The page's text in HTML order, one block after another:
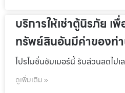
บริการให้เช่าตู้นิรภัย เ
ทรัพย์สินอันมีค่าของท่
โปรโมชั่นชัมเมอร์นี้ รับส่วนลดไปเ
ดูเพิ่มเติม »